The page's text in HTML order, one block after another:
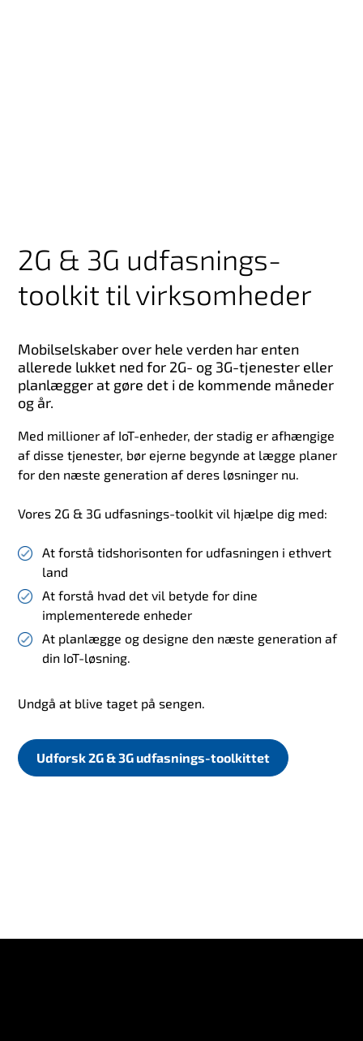
2G & 3G udfasnings-
toolkit til virksomheder
Mobilselskaber over hele verden har enten
allerede lukket ned for 2G- og 3G-tjenester eller
planlægger at gøre det i de kommende måneder
og år.
Med millioner af IoT-enheder, der stadig er afhængige
af disse tjenester, bør ejerne begynde at lægge planer
for den næste generation af deres løsninger nu.
Vores 2G & 3G udfasnings-toolkit vil hjælpe dig med:
At forstå tidshorisonten for udfasningen i ethvert
land
At forstå hvad det vil betyde for dine
implementerede enheder
At planlægge og designe den næste generation af
din IoT-løsning.
Undgå at blive taget på sengen.
Udforsk 2G & 3G udfasnings-toolkittet